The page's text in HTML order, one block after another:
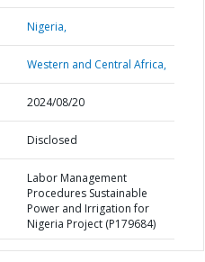
Nigeria,
Western and Central Africa,
2024/08/20
Disclosed
Labor Management
Procedures Sustainable
Power and Irrigation for
Nigeria Project (P179684)